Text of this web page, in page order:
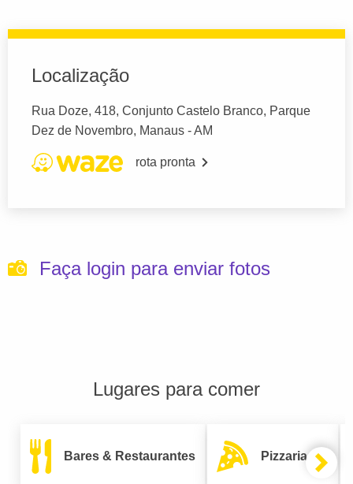
Localização
Rua Doze, 418, Conjunto Castelo Branco, Parque
Dez de Novembro, Manaus - AM
rota pronta
Faça login para enviar fotos
Lugares para comer
Bares & Restaurantes Pizzarias